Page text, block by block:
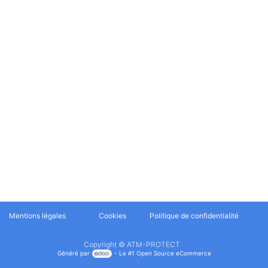
Mentions légales Cookies ​Politique de confidentialité
Copyright © ATM-PROTECT
Généré par - Le #1 Open Source eCommerce